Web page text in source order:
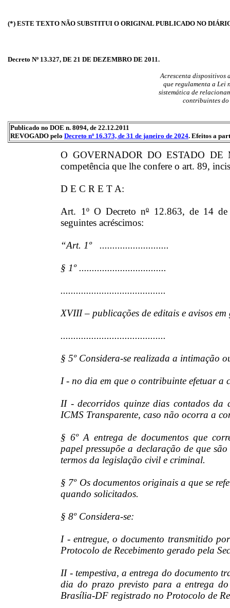
(*) ESTE TEXTO NÃO SUBSTITUI O ORIGINAL PUBLICADO NO
Decreto Nº 13.327, DE 21 DE DEZEMBRO DE 2011.
Acrescenta dispositivos
que regulamenta a Lei
sistemática de
contribuintes do
Publicado no DOE n. 8094, de 22.12.2011
REVOGADO pelo Decreto nº 16.373, de 31 de janeiro de 2024. Efeitos a
O GOVERNADOR DO ESTADO DE
competência que lhe confere o art. 89,
D E C R E T A:
Art. 1º O Decreto nº12.863, de 14 de
seguintes acréscimos:
“Art. 1º ...........................
§ 1º ..................................
.........................................
XVIII – publicações de editais e avisos em
.........................................
§ 5º Considera-se realizada a intimação
I - no dia em que o contribuinte efetuar a
II - decorridos quinze dias contados da
ICMS Transparente, caso não ocorra a
§ 6º A entrega de documentos que
papel pressupõe a declaração de que
termos da legislação civil e criminal.
§ 7º Os documentos originais a que se
quando solicitados.
§ 8º Considera-se:
I - entregue, o documento transmitido
Protocolo de Recebimento gerado pela
II - tempestiva, a entrega do documento
dia do prazo previsto para a entrega
Brasília-DF registrado no Protocolo de